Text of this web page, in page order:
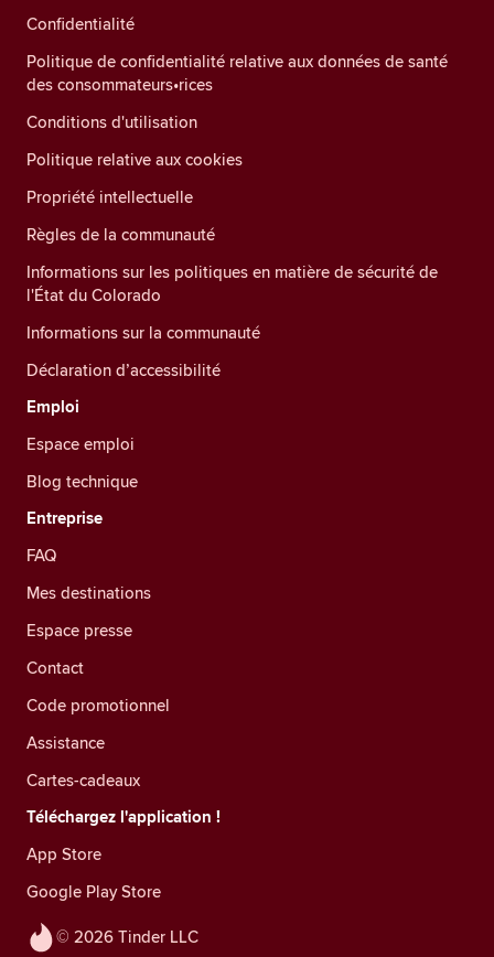
© 2026 Tinder LLC
Confidentialité
Politique de confidentialité relative aux données de santé
des consommateurs•rices
Conditions d'utilisation
Politique relative aux cookies
Propriété intellectuelle
Règles de la communauté
Informations sur les politiques en matière de sécurité de
l'État du Colorado
Informations sur la communauté
Déclaration d’accessibilité
Emploi
Espace emploi
Blog technique
Entreprise
FAQ
Mes destinations
Espace presse
Contact
Code promotionnel
Assistance
Cartes-cadeaux
Téléchargez l'application !
App Store
Google Play Store